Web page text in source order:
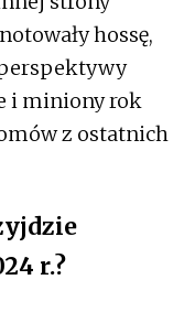
hossę,
i miniony rok
z ostatnich
r.?